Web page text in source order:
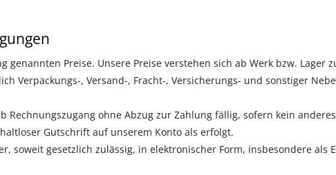
Preise. Unsere Preise verstehen sich ab Werk bzw. Lager
Verpackungs-, Versand-, Fracht-, Versicherungs- und sonstiger
Rechnungszugang ohne Abzug zur Zahlung fällig, sofern kein
Gutschrift auf unserem Konto als erfolgt.
soweit gesetzlich zulässig, in elektronischer Form, insbesondere als